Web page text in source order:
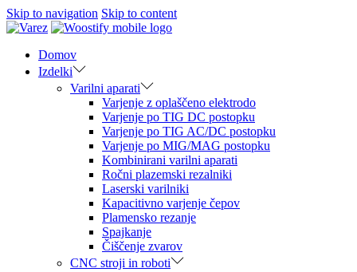
Skip to navigation Skip to content
Domov
Izdelki
Varilni aparati
Varjenje z oplaščeno elektrodo
Varjenje po TIG DC postopku
Varjenje po TIG AC/DC postopku
Varjenje po MIG/MAG postopku
Kombinirani varilni aparati
Ročni plazemski rezalniki
Laserski varilniki
Kapacitivno varjenje čepov
Plamensko rezanje
Spajkanje
Čiščenje zvarov
CNC stroji in roboti